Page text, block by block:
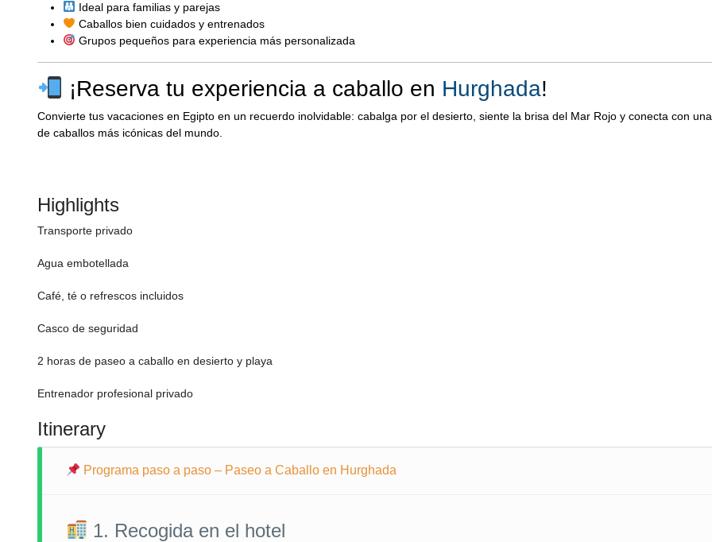
Ideal para familias y parejas
Caballos bien cuidados y entrenados
Grupos pequeños para experiencia más personalizada
¡Reserva tu experiencia a caballo en Hurghada!
Convierte tus vacaciones en Egipto en un recuerdo inolvidable: cabalga por el desierto, siente la brisa del Mar Rojo y conecta con
de caballos más icónicas del mundo.
Highlights
Transporte privado
Agua embotellada
Café, té o refrescos incluidos
Casco de seguridad
2 horas de paseo a caballo en desierto y playa
Entrenador profesional privado
Itinerary
Programa paso a paso – Paseo a Caballo en Hurghada
1. Recogida en el hotel